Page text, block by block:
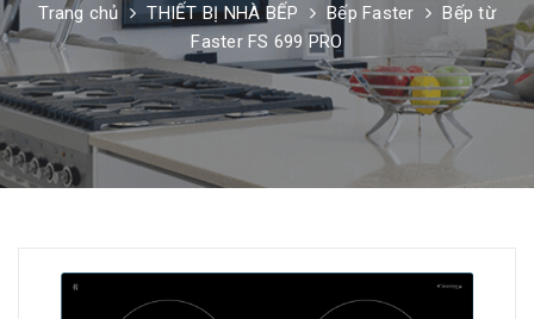
Trang chủ THIẾT BỊ NHÀ BẾP Bếp Faster
Bếp từ
Faster FS 699 PRO